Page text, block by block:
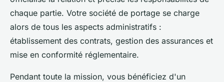
chaque partie. Votre société de portage se charge
alors de tous les aspects administratifs :
établissement des contrats, gestion des assurances et
mise en conformité réglementaire.
Pendant toute la mission, vous bénéficiez d'un